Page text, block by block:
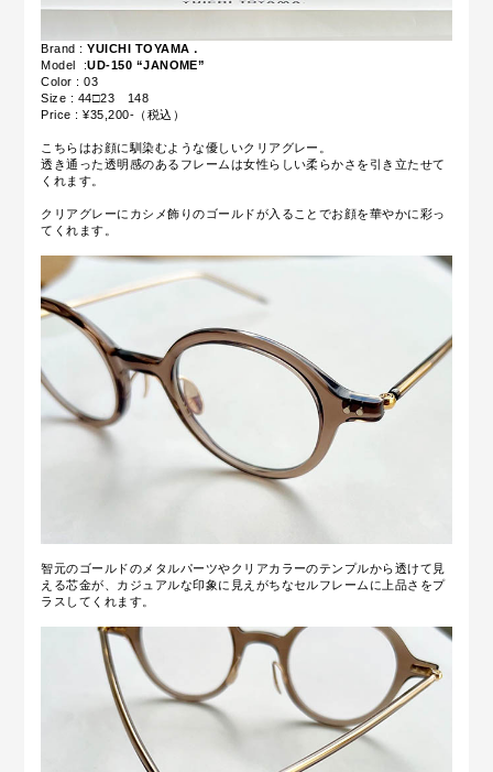
Brand :YUICHI TOYAMA．
Model :UD-150 “JANOME”
Color : 03
Size : 44□23 148
Price : ¥35,200-（税込）
こちらはお顔に馴染むような優しいクリアグレー。
透き通った透明感のあるフレームは女性らしい柔らかさを引き立たせて
くれます。
クリアグレーにカシメ飾りのゴールドが入ることでお顔を華やかに彩っ
てくれます。
智元のゴールドのメタルパーツやクリアカラーのテンプルから透けて見
える芯金が、カジュアルな印象に見えがちなセルフレームに上品さをプ
ラスしてくれます。